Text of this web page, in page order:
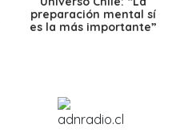
preparación mental sí
es la más importante”